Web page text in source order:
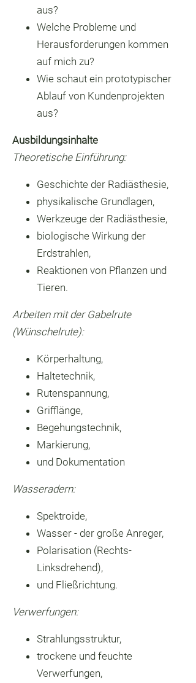
aus?
Welche Probleme und
Herausforderungen kommen
auf mich zu?
Wie schaut ein prototypischer
Ablauf von Kundenprojekten
aus?
Ausbildungsinhalte
Theoretische Einführung:
Geschichte der Radiästhesie,
physikalische Grundlagen,
Werkzeuge der Radiästhesie,
biologische Wirkung der
Erdstrahlen,
Reaktionen von Pflanzen und
Tieren.
Arbeiten mit der Gabelrute
(Wünschelrute):
Körperhaltung,
Haltetechnik,
Rutenspannung,
Grifflänge,
Begehungstechnik,
Markierung,
und Dokumentation
Wasseradern:
Spektroide,
Wasser - der große Anreger,
Polarisation (Rechts-
Linksdrehend),
und Fließrichtung.
Verwerfungen:
Strahlungsstruktur,
trockene und feuchte
Verwerfungen,